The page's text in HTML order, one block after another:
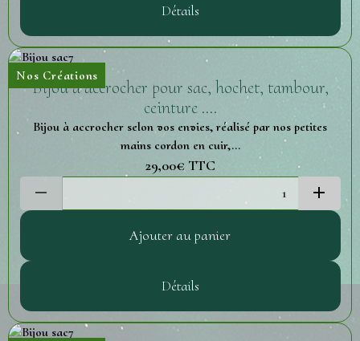
Détails
Nos Créations
Bijou à accrocher pour sac, hochet, tambour,
ceinture ....
Bijou à accrocher selon vos envies, réalisé par nos petites
mains cordon en cuir,...
29,00€ TTC
Ajouter au panier
Détails